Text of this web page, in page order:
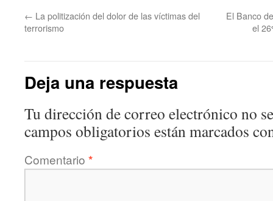
← La politización del dolor de las víctimas del
terrorismo
El Banco
el
Deja una respuesta
Tu dirección de correo electrónico no
campos obligatorios están marcados
Comentario *